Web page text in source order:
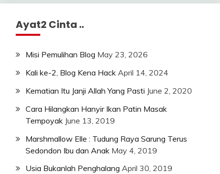
Ayat2 Cinta ..
Misi Pemulihan Blog May 23, 2026
Kali ke-2, Blog Kena Hack April 14, 2024
Kematian Itu Janji Allah Yang Pasti June 2, 2020
Cara Hilangkan Hanyir Ikan Patin Masak
Tempoyak June 13, 2019
Marshmallow Elle : Tudung Raya Sarung Terus
Sedondon Ibu dan Anak May 4, 2019
Usia Bukanlah Penghalang April 30, 2019